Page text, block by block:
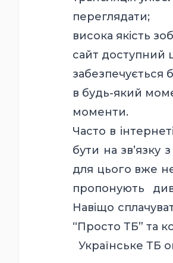
переглядати;
висока якість
сайт доступний
забезпечується
в будь-який
моменти.
Часто в
бути на зв’язку
для цього вже не
пропонують
Навіщо
“Просто ТБ” та
Українське ТБ